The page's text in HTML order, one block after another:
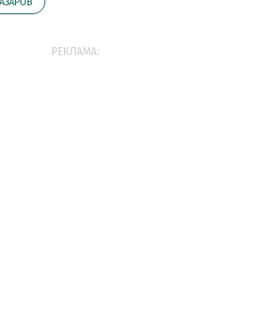
РЕКЛАМА: